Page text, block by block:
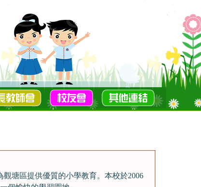
塘區提供優質的小學教育。本校於2006